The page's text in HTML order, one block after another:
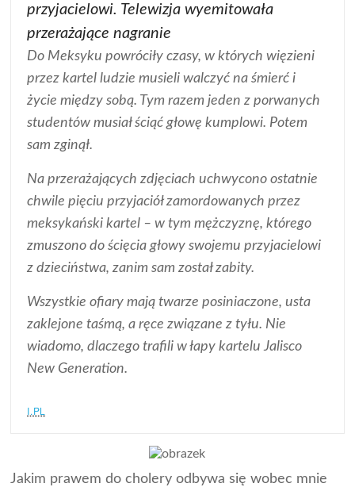
przyjacielowi. Telewizja wyemitowała
przerażające nagranie
Do Meksyku powróciły czasy, w których więzieni
przez kartel ludzie musieli walczyć na śmierć i
życie między sobą. Tym razem jeden z porwanych
studentów musiał ściąć głowę kumplowi. Potem
sam zginął.
Na przerażających zdjęciach uchwycono ostatnie
chwile pięciu przyjaciół zamordowanych przez
meksykański kartel – w tym mężczyznę, którego
zmuszono do ścięcia głowy swojemu przyjacielowi
z dzieciństwa, zanim sam został zabity.
Wszystkie ofiary mają twarze posiniaczone, usta
zaklejone taśmą, a ręce związane z tyłu. Nie
wiadomo, dlaczego trafili w łapy kartelu Jalisco
New Generation.
I.PL
Jakim prawem do cholery odbywa się wobec mnie